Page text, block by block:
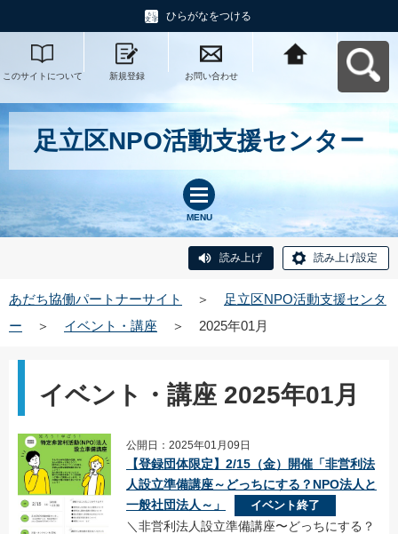
ひらがなをつける
このサイトについて 新規登録 お問い合わせ
足立区NPO活動支援センター
MENU
読み上げ 読み上げ設定
あだち協働パートナーサイト ＞
足立区NPO活動支援センタ
ー
＞ イベント・講座 ＞ 2025年01月
イベント・講座 2025年01月
公開日：2025年01月09日
【登録団体限定】2/15（金）開催「非営利法
人設立準備講座～どっちにする？NPO法人と
一般社団法人～」
イベント終了
＼非営利法人設立準備講座〜どっちにする？